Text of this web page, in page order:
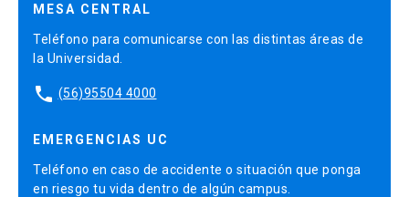
MESA CENTRAL
Teléfono para comunicarse con las distintas áreas de
la Universidad.
phone (56)95504 4000
EMERGENCIAS UC
Teléfono en caso de accidente o situación que ponga
en riesgo tu vida dentro de algún campus.